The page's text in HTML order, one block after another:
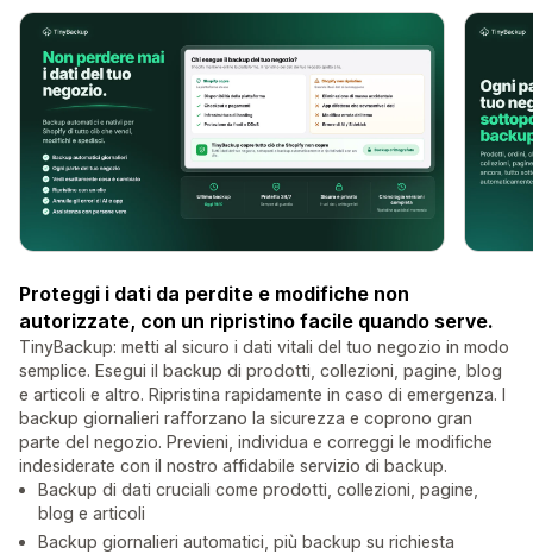
Proteggi i dati da perdite e modifiche non
autorizzate, con un ripristino facile quando serve.
TinyBackup: metti al sicuro i dati vitali del tuo negozio in modo
semplice. Esegui il backup di prodotti, collezioni, pagine, blog
e articoli e altro. Ripristina rapidamente in caso di emergenza. I
backup giornalieri rafforzano la sicurezza e coprono gran
parte del negozio. Previeni, individua e correggi le modifiche
indesiderate con il nostro affidabile servizio di backup.
Backup di dati cruciali come prodotti, collezioni, pagine,
blog e articoli
Backup giornalieri automatici, più backup su richiesta